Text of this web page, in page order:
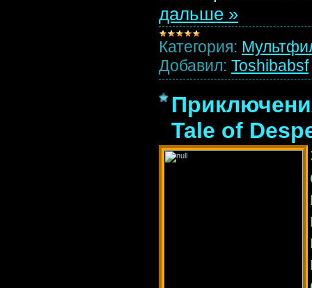
дальше »
Категория:
Добавил: Toshibabsf
Tale of